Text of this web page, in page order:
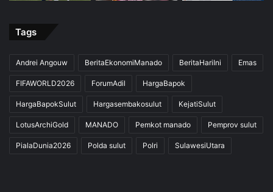
Tags
Andrei Angouw BeritaEkonomiManado BeritaHariIni Emas
FIFAWORLD2026 ForumAdil HargaBapok
HargaBapokSulut Hargasembakosulut KejatiSulut
LotusArchiGold MANADO Pemkot manado Pemprov sulut
PialaDunia2026 Polda sulut Polri SulawesiUtara